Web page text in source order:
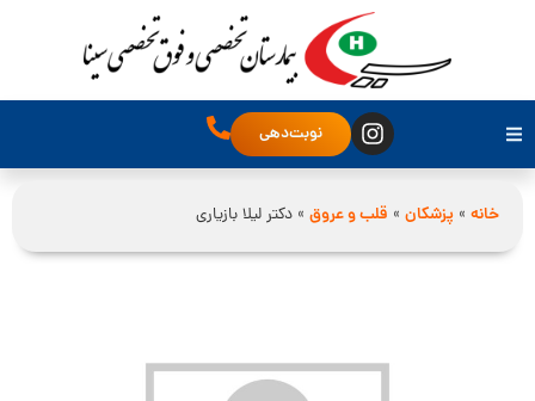
نوبت‌دهی
خانه » پزشکان » قلب و عروق » دکتر لیلا بازیاری